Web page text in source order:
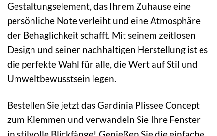
Gestaltungselement, das Ihrem Zuhause eine
persönliche Note verleiht und eine Atmosphäre
der Behaglichkeit schafft. Mit seinem zeitlosen
Design und seiner nachhaltigen Herstellung ist es
die perfekte Wahl für alle, die Wert auf Stil und
Umweltbewusstsein legen.
Bestellen Sie jetzt das Gardinia Plissee Concept
zum Klemmen und verwandeln Sie Ihre Fenster